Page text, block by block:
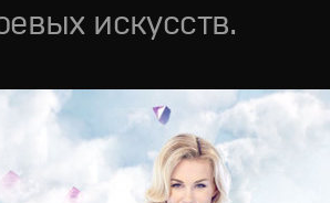
искусств.